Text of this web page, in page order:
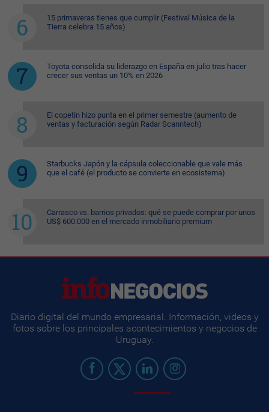
15 primaveras tienes que cumplir (Festival Música de la
Tierra celebra 15 años)
Toyota consolida su liderazgo en España en julio tras hacer
crecer sus ventas un 10% en 2026
El copetín hizo punta en el primer semestre (aumento de
ventas y facturación según Radar Scanntech)
Starbucks Japón y la cápsula coleccionable que vale más
que el café (el producto se convierte en ecosistema)
Carrasco vs. barrios privados: qué se puede comprar por unos
US$ 600.000 en el mercado inmobiliario premium
Diario digital del mundo empresarial. Información, videos y
fotos sobre los principales acontecimientos y negocios de
Uruguay.